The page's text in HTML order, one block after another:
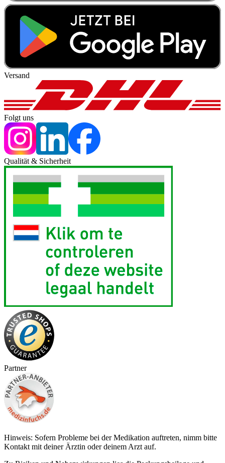
Versand
Folgt uns
Qualität & Sicherheit
Partner
Hinweis: Sofern Probleme bei der Medikation auftreten, nimm bitte
Kontakt mit deiner Ärztin oder deinem Arzt auf.